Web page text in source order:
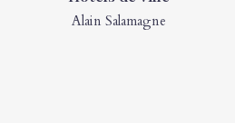
Alain Salamagne